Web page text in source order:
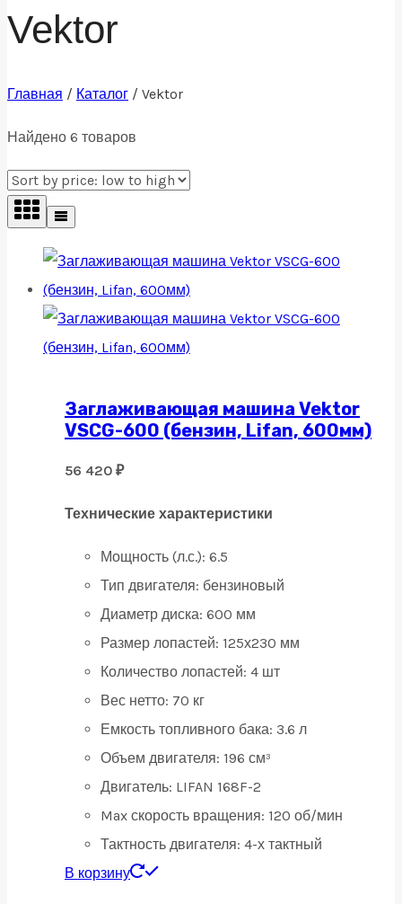
Vektor
Главная / Каталог / Vektor
Найдено 6 товаров
Заглаживающая машина Vektor
VSCG-600 (бензин, Lifan, 600мм)
56 420 ₽
Технические характеристики
Мощность (л.с.): 6.5
Тип двигателя: бензиновый
Диаметр диска: 600 мм
Размер лопастей: 125х230 мм
Количество лопастей: 4 шт
Вес нетто: 70 кг
Емкость топливного бака: 3.6 л
Объем двигателя: 196 см³
Двигатель: LIFAN 168F-2
Max скорость вращения: 120 об/мин
Тактность двигателя: 4-х тактный
В корзину